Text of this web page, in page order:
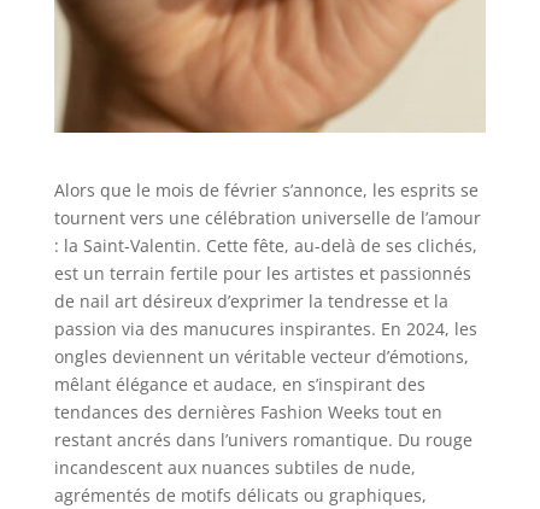
Alors que le mois de février s’annonce, les esprits se
tournent vers une célébration universelle de l’amour
: la Saint-Valentin. Cette fête, au-delà de ses clichés,
est un terrain fertile pour les artistes et passionnés
de nail art désireux d’exprimer la tendresse et la
passion via des manucures inspirantes. En 2024, les
ongles deviennent un véritable vecteur d’émotions,
mêlant élégance et audace, en s’inspirant des
tendances des dernières Fashion Weeks tout en
restant ancrés dans l’univers romantique. Du rouge
incandescent aux nuances subtiles de nude,
agrémentés de motifs délicats ou graphiques,